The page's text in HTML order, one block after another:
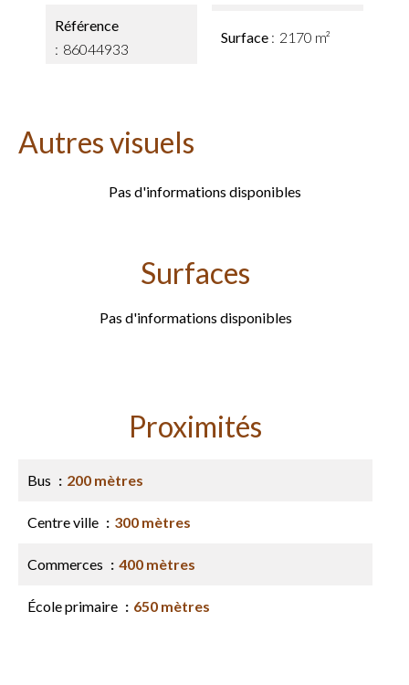
Référence
86044933
Surface 2170 m²
Autres visuels
Pas d'informations disponibles
Surfaces
Pas d'informations disponibles
Proximités
Bus 200 mètres
Centre ville 300 mètres
Commerces 400 mètres
École primaire 650 mètres